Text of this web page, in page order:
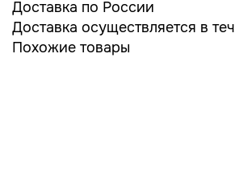
Доставка по России
Доставка осуществляется в
Похожие товары